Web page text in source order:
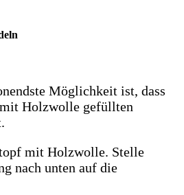
Möglichkeit ist, dass
Holzwolle gefüllten
mit Holzwolle. Stelle
nach unten auf die